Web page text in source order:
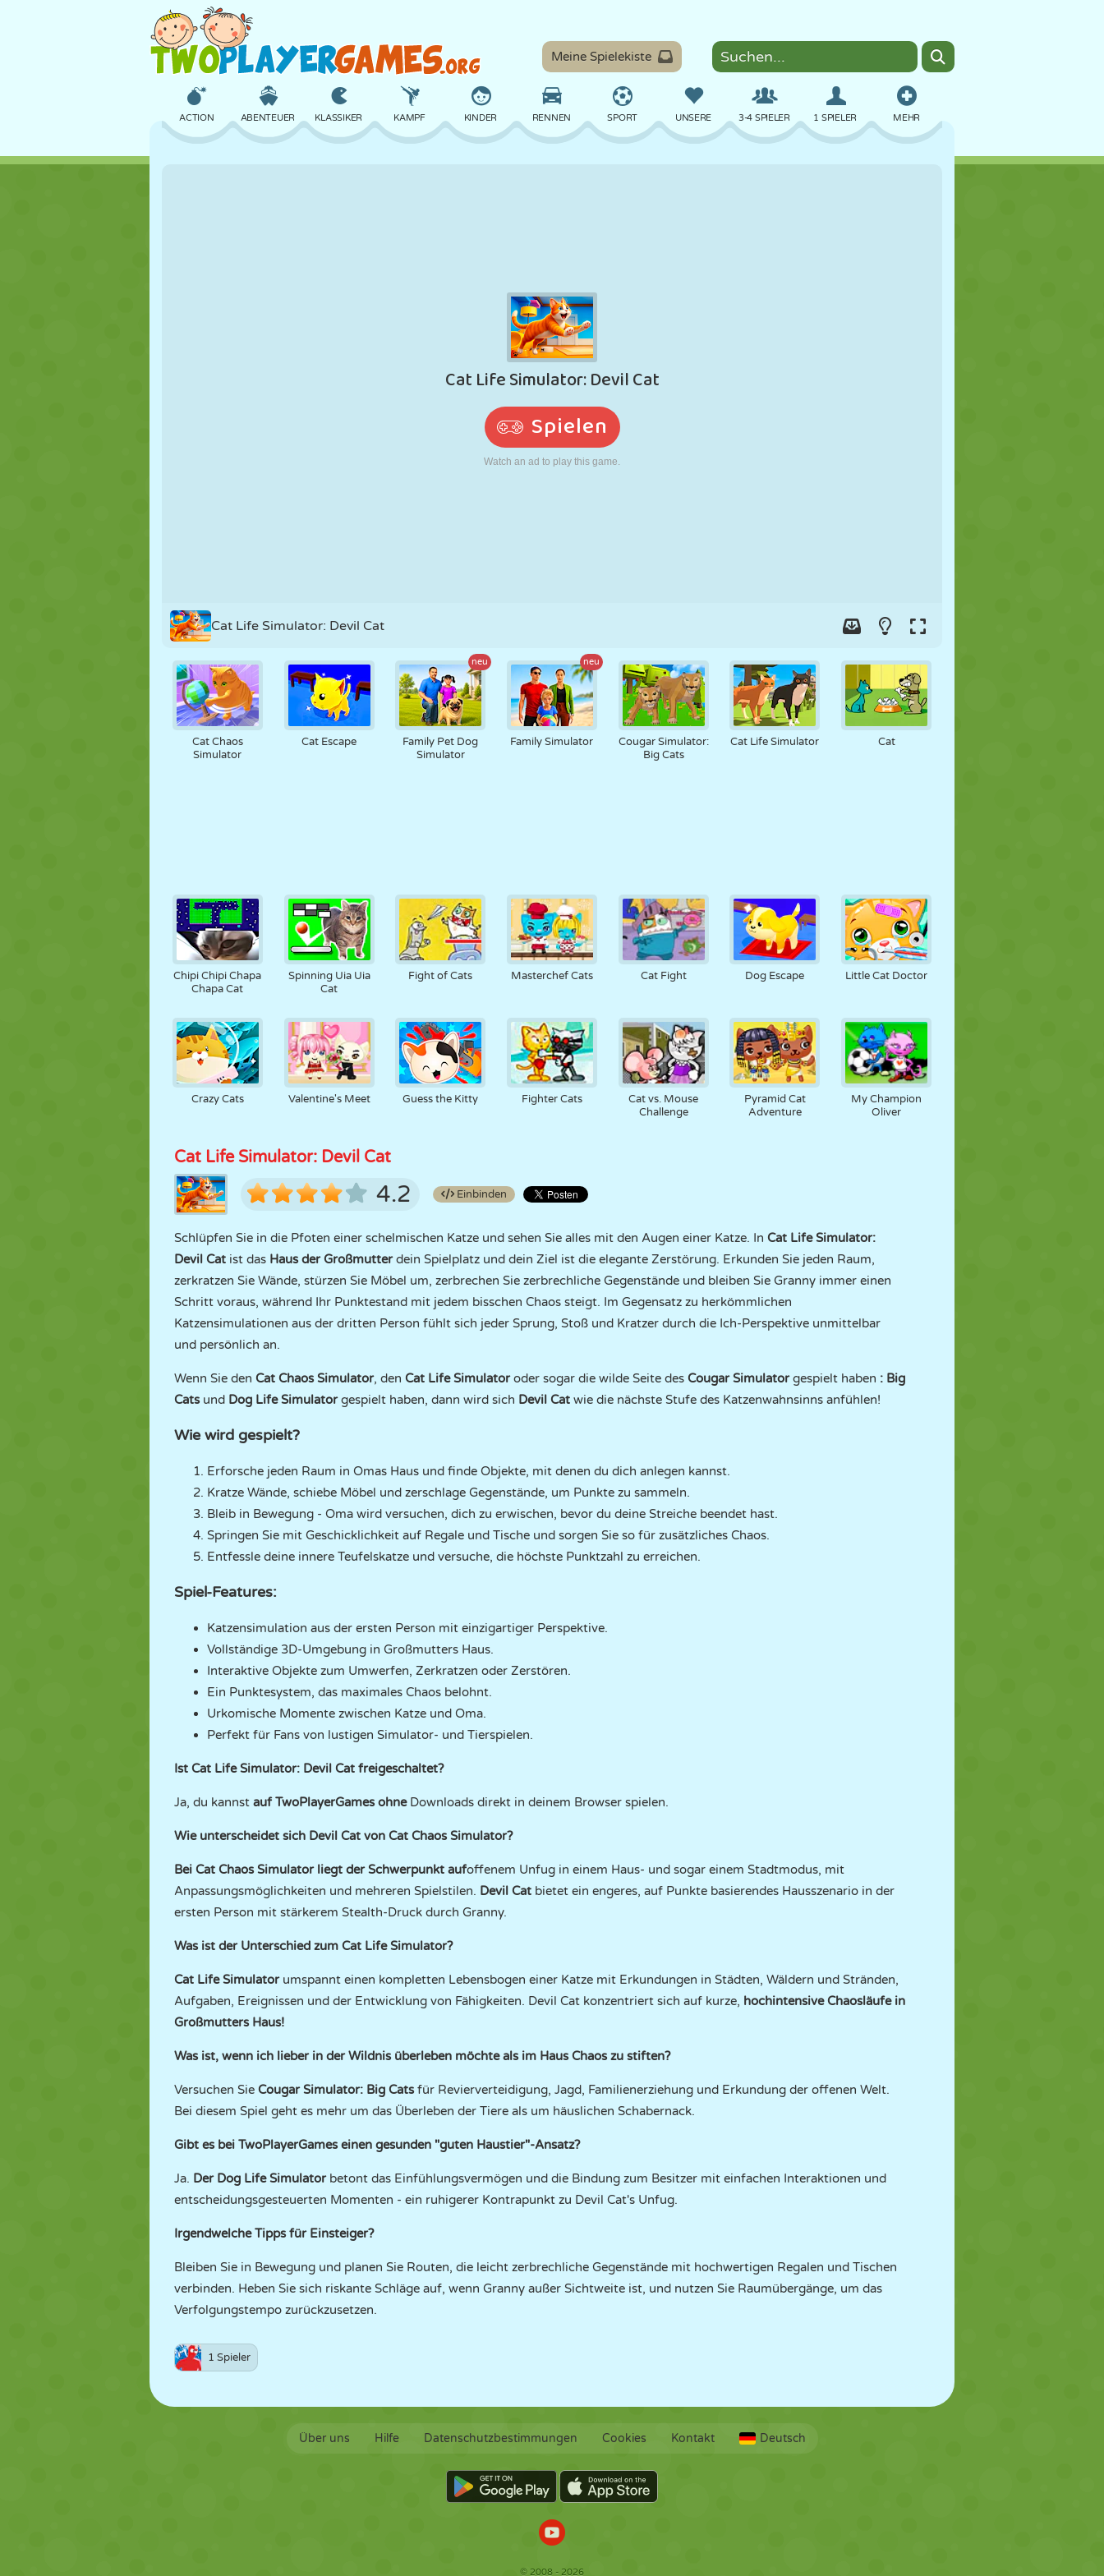
Meine Spielekiste
MEHR
ACTION ABENTEUER KLASSIKER KAMPF KINDER RENNEN SPORT UNSERE 3-4 SPIELER 1 SPIELER
MONSTER
ROBOTER LAUFEN SCHULE
Cat Life Simulator: Devil Cat
Cat Chaos
Simulator
Cat Escape
neu
Family Pet Dog
Simulator
neu
Family Simulator
Cougar Simulator:
Big Cats
Cat Life Simulator Cat
Chipi Chipi Chapa
Chapa Cat
Spinning Uia Uia
Cat
Fight of Cats Masterchef Cats Cat Fight Dog Escape Little Cat Doctor
Crazy Cats Valentine's Meet Guess the Kitty Fighter Cats
Cat vs. Mouse
Challenge
Pyramid Cat
Adventure
My Champion
Oliver
Cat Life Simulator: Devil Cat
4.2 Einbinden
Schlüpfen Sie in die Pfoten einer schelmischen Katze und sehen Sie alles mit den Augen einer Katze. In Cat Life Simulator:
Devil Cat ist das Haus der Großmutterdein Spielplatz und dein Ziel ist die elegante Zerstörung. Erkunden Sie jeden Raum,
zerkratzen Sie Wände, stürzen Sie Möbel um, zerbrechen Sie zerbrechliche Gegenstände und bleiben Sie Granny immer einen
Schritt voraus, während Ihr Punktestand mit jedem bisschen Chaos steigt. Im Gegensatz zu herkömmlichen
Katzensimulationen aus der dritten Person fühlt sich jeder Sprung, Stoß und Kratzer durch die Ich-Perspektive unmittelbar
und persönlich an.
Wenn Sie den Cat Chaos Simulator, den Cat Life Simulatoroder sogar die wilde Seite des Cougar Simulatorgespielt haben : Big
Catsund Dog Life Simulatorgespielt haben, dann wird sich Devil Cat wie die nächste Stufe des Katzenwahnsinns anfühlen!
Wie wird gespielt?
Erforsche jeden Raum in Omas Haus und finde Objekte, mit denen du dich anlegen kannst.
Kratze Wände, schiebe Möbel und zerschlage Gegenstände, um Punkte zu sammeln.
Bleib in Bewegung - Oma wird versuchen, dich zu erwischen, bevor du deine Streiche beendet hast.
Springen Sie mit Geschicklichkeit auf Regale und Tische und sorgen Sie so für zusätzliches Chaos.
Entfessle deine innere Teufelskatze und versuche, die höchste Punktzahl zu erreichen.
Spiel-Features:
Katzensimulation aus der ersten Person mit einzigartiger Perspektive.
Vollständige 3D-Umgebung in Großmutters Haus.
Interaktive Objekte zum Umwerfen, Zerkratzen oder Zerstören.
Ein Punktesystem, das maximales Chaos belohnt.
Urkomische Momente zwischen Katze und Oma.
Perfekt für Fans von lustigen Simulator- und Tierspielen.
Ist Cat Life Simulator: Devil Cat freigeschaltet?
Ja, du kannst auf TwoPlayerGames ohne Downloads direkt in deinem Browser spielen.
Wie unterscheidet sich Devil Cat von Cat Chaos Simulator?
Bei Cat Chaos Simulator liegt der Schwerpunkt aufoffenem Unfug in einem Haus- und sogar einem Stadtmodus, mit
Anpassungsmöglichkeiten und mehreren Spielstilen. Devil Cat bietet ein engeres, auf Punkte basierendes Hausszenario in der
ersten Person mit stärkerem Stealth-Druck durch Granny.
Was ist der Unterschied zum Cat Life Simulator?
Cat Life Simulatorumspannt einen kompletten Lebensbogen einer Katze mit Erkundungen in Städten, Wäldern und Stränden,
Aufgaben, Ereignissen und der Entwicklung von Fähigkeiten. Devil Cat konzentriert sich auf kurze, hochintensive Chaosläufe in
Großmutters Haus!
Was ist, wenn ich lieber in der Wildnis überleben möchte als im Haus Chaos zu stiften?
Versuchen Sie Cougar Simulator: Big Catsfür Revierverteidigung, Jagd, Familienerziehung und Erkundung der offenen Welt.
Bei diesem Spiel geht es mehr um das Überleben der Tiere als um häuslichen Schabernack.
Gibt es bei TwoPlayerGames einen gesunden "guten Haustier"-Ansatz?
Ja. Der Dog Life Simulator betont das Einfühlungsvermögen und die Bindung zum Besitzer mit einfachen Interaktionen und
entscheidungsgesteuerten Momenten - ein ruhigerer Kontrapunkt zu Devil Cat's Unfug.
Irgendwelche Tipps für Einsteiger?
Bleiben Sie in Bewegung und planen Sie Routen, die leicht zerbrechliche Gegenstände mit hochwertigen Regalen und Tischen
verbinden. Heben Sie sich riskante Schläge auf, wenn Granny außer Sichtweite ist, und nutzen Sie Raumübergänge, um das
Verfolgungstempo zurückzusetzen.
1 Spieler
Über uns Hilfe Datenschutzbestimmungen Cookies Kontakt Deutsch
© 2008 - 2026